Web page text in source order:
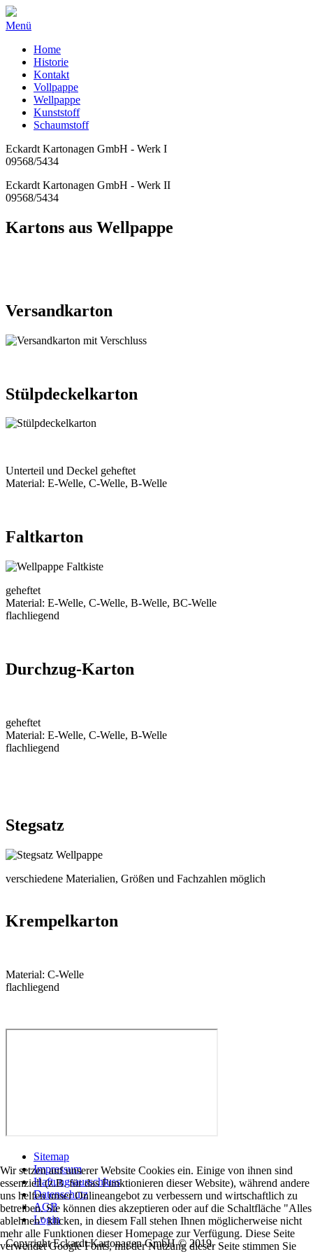
Menü
Home
Historie
Kontakt
Vollpappe
Wellpappe
Kunststoff
Schaumstoff
Eckardt Kartonagen GmbH - Werk I
09568/5434
Eckardt Kartonagen GmbH - Werk II
09568/5434
Kartons aus Wellpappe
Versandkarton
Stülpdeckelkarton
Unterteil und Deckel geheftet
Material: E-Welle, C-Welle, B-Welle
Faltkarton
geheftet
Material: E-Welle, C-Welle, B-Welle, BC-Welle
flachliegend
Durchzug-Karton
geheftet
Material: E-Welle, C-Welle, B-Welle
flachliegend
Stegsatz
verschiedene Materialien, Größen und Fachzahlen möglich
Krempelkarton
Material: C-Welle
flachliegend
Sitemap
Impressum
Haftungsausschluss
Datenschutz
AGB
Login
Copyright Eckardt Kartonagen GmbH © 2019.
Wir setzen auf unserer Website Cookies ein. Einige von ihnen sind
essenziell (z.B. für das Funktionieren dieser Website), während andere
uns helfen unser Onlineangebot zu verbessern und wirtschaftlich zu
betreiben. Sie können dies akzeptieren oder auf die Schaltfläche "Alles
ablehnen" klicken, in diesem Fall stehen Ihnen möglicherweise nicht
mehr alle Funktionen dieser Homepage zur Verfügung. Diese Seite
verwendet Google Fonts, mit der Nutzung dieser Seite stimmen Sie